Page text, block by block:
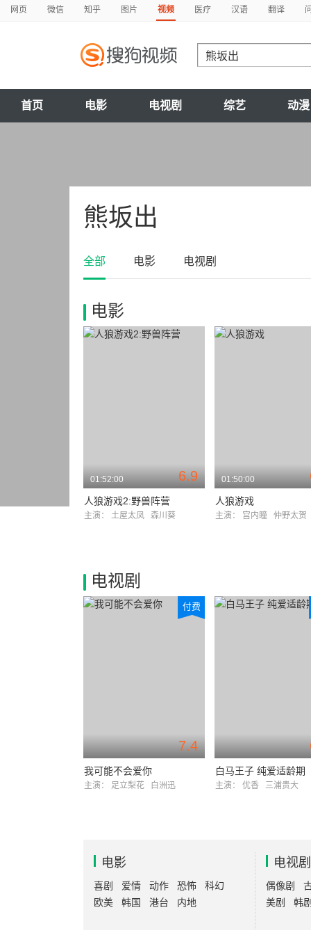
网页 微信 知乎 图片 视频 医疗 汉语 翻译
首页 电影 电视剧 综艺 动漫
熊坂出
全部 电影 电视剧
电影
6.9
01:52:00
人狼游戏2:野兽阵营
主演： 土屋太凤 森川葵
01:50:00
人狼游戏
主演： 宫内瞳 仲野太贺
电视剧
7.4
付费
我可能不会爱你
主演： 足立梨花 白洲迅
白马王子 纯爱适龄期
主演： 优香 三浦贵大
电影
喜剧 爱情 动作 恐怖
科幻
欧美
韩国 港台 内地
电视剧
偶像剧
美剧
韩